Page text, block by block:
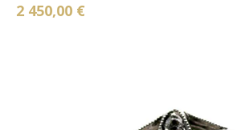
2 450,00 €